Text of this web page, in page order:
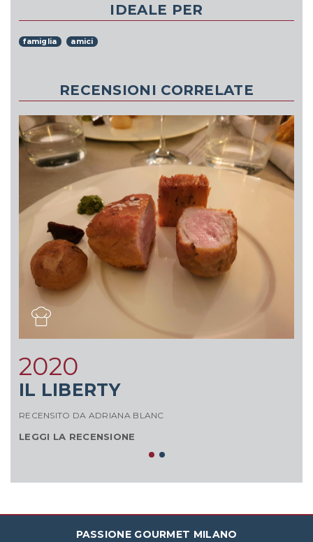
IDEALE PER
famiglia amici
RECENSIONI CORRELATE
2020
IL LIBERTY
RECENSITO DA ADRIANA BLANC
LEGGI LA RECENSIONE
PASSIONE GOURMET MILANO